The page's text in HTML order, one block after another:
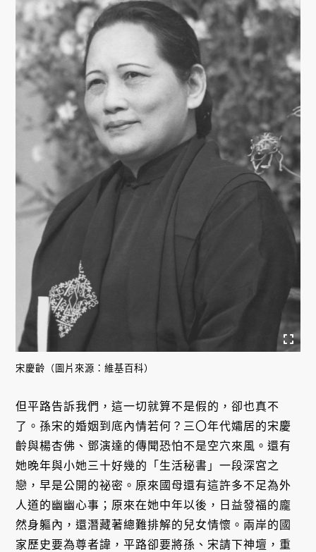
宋慶齡（圖片來源：維基百科）
但平路告訴我們，這一切就算不是假的，卻也真不
了。孫宋的婚姻到底內情若何？三〇年代孀居的宋慶
齡與楊杏佛、鄧演達的傳聞恐怕不是空穴來風。還有
她晚年與小她三十好幾的「生活秘書」一段深宮之
戀，早是公開的祕密。原來國母還有這許多不足為外
人道的幽幽心事；原來在她中年以後，日益發福的龐
然身軀內，還潛藏著總難排解的兒女情懷。兩岸的國
家歷史要為尊者諱，平路卻要將孫、宋請下神壇，重